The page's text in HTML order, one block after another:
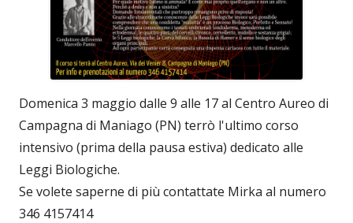
Domenica 3 maggio dalle 9 alle 17 al Centro Aureo di
Campagna di Maniago (PN) terrò l'ultimo corso
intensivo (prima della pausa estiva) dedicato alle
Leggi Biologiche.
Se volete saperne di più contattate Mirka al numero
346 4157414